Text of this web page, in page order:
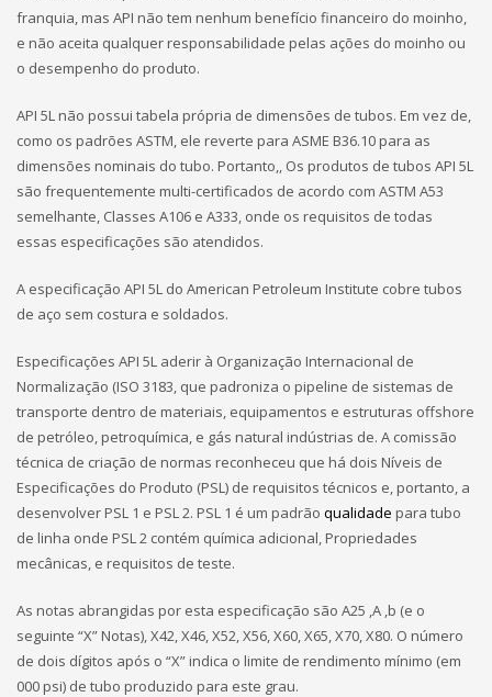
franquia, mas API não tem nenhum benefício financeiro do moinho,
e não aceita qualquer responsabilidade pelas ações do moinho ou
o desempenho do produto.
API 5L não possui tabela própria de dimensões de tubos. Em vez de,
como os padrões ASTM, ele reverte para ASME B36.10 para as
dimensões nominais do tubo. Portanto,, Os produtos de tubos API 5L
são frequentemente multi-certificados de acordo com ASTM A53
semelhante, Classes A106 e A333, onde os requisitos de todas
essas especificações são atendidos.
A especificação API 5L do American Petroleum Institute cobre tubos
de aço sem costura e soldados.
Especificações API 5L aderir à Organização Internacional de
Normalização (ISO 3183, que padroniza o pipeline de sistemas de
transporte dentro de materiais, equipamentos e estruturas offshore
de petróleo, petroquímica, e gás natural indústrias de. A comissão
técnica de criação de normas reconheceu que há dois Níveis de
Especificações do Produto (PSL) de requisitos técnicos e, portanto, a
desenvolver PSL 1 e PSL 2. PSL 1 é um padrão qualidade para tubo
de linha onde PSL 2 contém química adicional, Propriedades
mecânicas, e requisitos de teste.
As notas abrangidas por esta especificação são A25 ,A ,b (e o
seguinte “X” Notas), X42, X46, X52, X56, X60, X65, X70, X80. O número
de dois dígitos após o “X” indica o limite de rendimento mínimo (em
000 psi) de tubo produzido para este grau.